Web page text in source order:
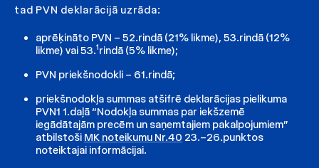
tad PVN deklarācijā uzrāda:
aprēķināto PVN – 52.rindā (21% likme), 53.rindā (12%
likme) vai 53.1rindā (5% likme);
PVN priekšnodokli – 61.rindā;
priekšnodokļa summas atšifrē deklarācijas pielikuma
PVN1 1.daļā “Nodokļa summas par iekšzemē
iegādātajām precēm un saņemtajiem pakalpojumiem”
atbilstoši MK noteikumu Nr.40 23.–26.punktos
noteiktajai informācijai.